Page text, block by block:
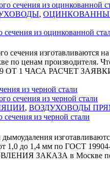
,
сечения из оцинкованной
сечения изготавливаются
по ценам производителя.
69 ОТ 1 ЧАСА РАСЧЕТ
, ВОЗДУХОВОДЫ
сечения из черной стали
1,0 до 1,4 мм по ГОСТ
ЗАКАЗА в Москве по